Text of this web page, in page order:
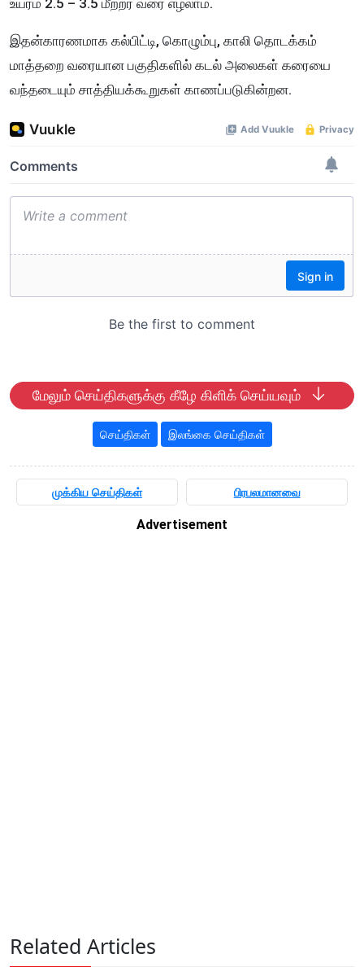
இதன்காரணமாக கல்பிட்டி, கொழும்பு, காலி தொடக்கம்
மாத்தறை வரையான பகுதிகளில் கடல் அலைகள் கரையை
வந்தடையும் சாத்தியக்கூறுகள் காணப்படுகின்றன.
மேலும் செய்திகளுக்கு கீழே கிளிக் செய்யவும்
செய்திகள் இலங்கை செய்திகள்
முக்கிய செய்திகள் பிரபலமானவை
Advertisement
Related Articles